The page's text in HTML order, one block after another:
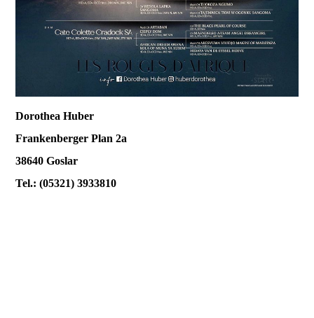
Dorothea Huber
Frankenberger Plan 2a
38640 Goslar
Tel.: (05321) 3933810